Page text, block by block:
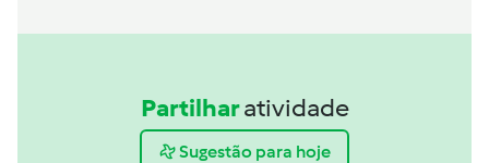
Partilharatividade
Sugestão para hoje